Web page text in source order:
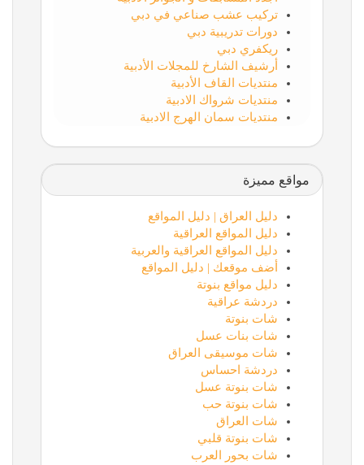
تركيب عشب صناعي في دبي
دورات تدريبية دبي
ريكفري دبي
أرشيف الشارخ للمجلات الأدبية
منتديات القاف الأدبية
منتديات شرواك الادبية
منتديات سمان الهرج الادبية
مواقع مميزة
دليل العراق | دليل المواقع
دليل المواقع العراقية
دليل المواقع العراقية والعربية
أضف موقعك | دليل المواقع
دليل مواقع بنوتة
دردشة عراقية
شات بنوتة
شات بنات عسل
شات موسيقى العراق
دردشة احساس
شات بنوتة عسل
شات بنوتة حب
شات العراق
شات بنوتة قلبي
شات بحور العرب